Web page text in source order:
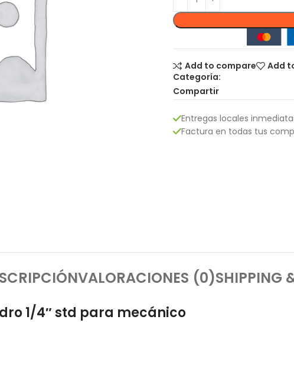
Add to compare
Add
Categoría:
Compartir
Entregas locales
Factura en todas tus
VALORACIONES (0)SHIPPING
1/4″ std para mecánico